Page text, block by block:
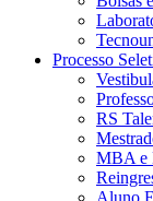
Processo
RS
MBA e
Aluno